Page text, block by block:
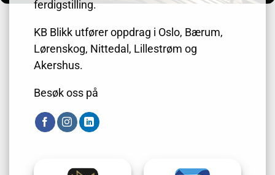
ferdigstilling.
KB Blikk utfører oppdrag i Oslo, Bærum,
Lørenskog, Nittedal, Lillestrøm og
Akershus.
Besøk oss på